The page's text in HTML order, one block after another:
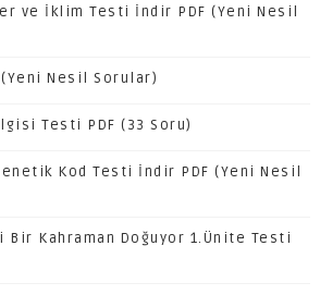
ve İklim Testi İndir PDF (Yeni Nesil
Nesil Sorular)
Testi PDF (33 Soru)
Kod Testi İndir PDF (Yeni Nesil
Bir Kahraman Doğuyor 1.Ünite Testi